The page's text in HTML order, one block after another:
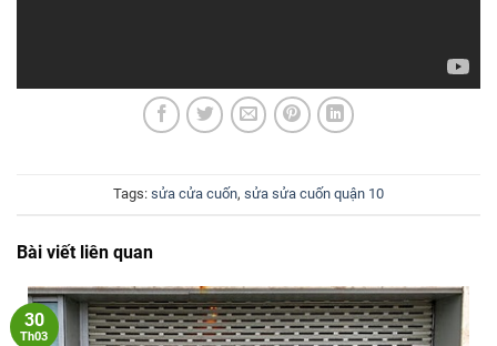
Tags: sửa cửa cuốn, sửa sửa cuốn quận 10
Bài viết liên quan
30
Th03